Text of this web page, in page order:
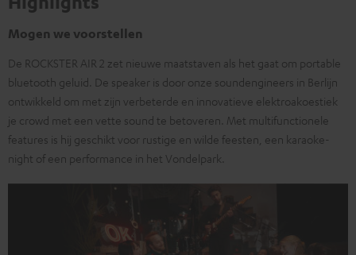
Mogen we voorstellen
De ROCKSTER AIR 2 zet nieuwe maatstaven als het gaat om portable
bluetooth geluid. De speaker is door onze soundengineers in Berlijn
ontwikkeld om met zijn verbeterde en innovatieve elektroakoestiek
je crowd met een vette sound te betoveren. Met multifunctionele
features is hij geschikt voor rustige en wilde feesten, een karaoke-
night of een performance in het Vondelpark.